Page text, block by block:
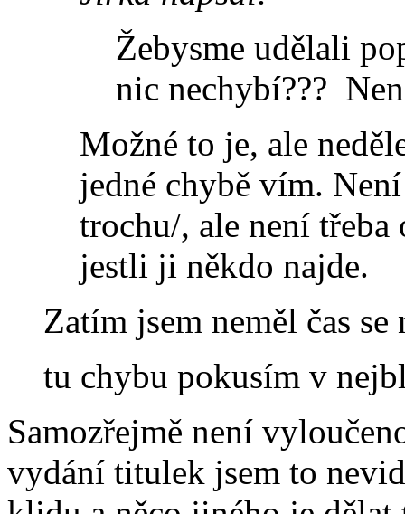
Žebysme udělali
nic nechybí???
Možné to je, ale
jedné chybě vím.
trochu/, ale není
jestli ji někdo najde.
Zatím jsem neměl čas
tu chybu pokusím v
Samozřejmě není
vydání titulek jsem to